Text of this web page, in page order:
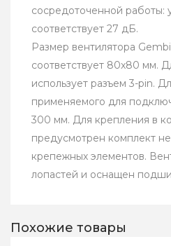
сосредоточенной работы:
соответствует 27 дБ.
Размер вентилятора
соответствует 80x80 мм.
использует разъем 3-pin.
применяемого для
300 мм. Для крепления в
предусмотрен комплект
крепежных элементов.
лопастей и оснащен
Похожие товары